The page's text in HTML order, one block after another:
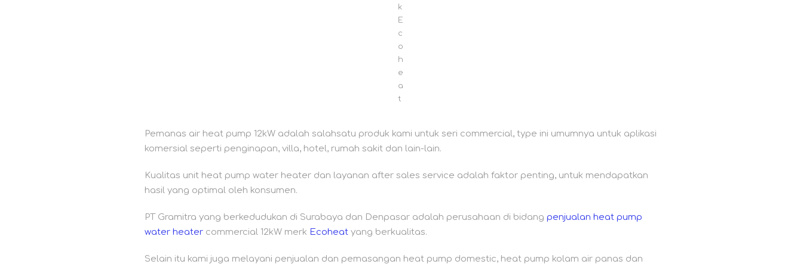
k
E
c
o
h
e
a
t
Pemanas air heat pump 12kW adalah salahsatu produk kami untuk seri commercial, type ini umumnya untuk aplikasi
komersial seperti penginapan, villa, hotel, rumah sakit dan lain-lain.
Kualitas unit heat pump water heater dan layanan after sales service adalah faktor penting, untuk mendapatkan
hasil yang optimal oleh konsumen.
PT Gramitra yang berkedudukan di Surabaya dan Denpasar adalah perusahaan di bidang penjualan heat pump
water heater commercial 12kW merk Ecoheat yang berkualitas.
Selain itu kami juga melayani penjualan dan pemasangan heat pump domestic, heat pump kolam air panas dan